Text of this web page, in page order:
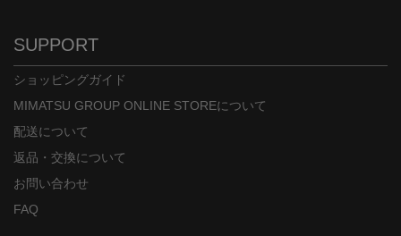
SUPPORT
ショッピングガイド
MIMATSU GROUP ONLINE STOREについて
配送について
返品・交換について
お問い合わせ
FAQ